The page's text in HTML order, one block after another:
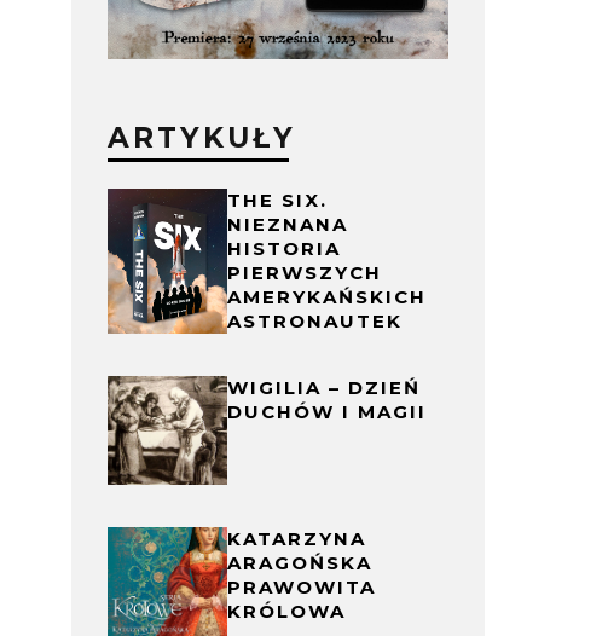
ARTYKUŁY
THE SIX.
NIEZNANA
HISTORIA
PIERWSZYCH
AMERYKAŃSKICH
ASTRONAUTEK
WIGILIA – DZIEŃ
DUCHÓW I MAGII
KATARZYNA
ARAGOŃSKA
PRAWOWITA
KRÓLOWA